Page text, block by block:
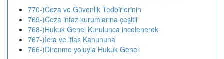
770-)Ceza ve Güvenlik Tedbirlerinin
769-)Ceza infaz kurumlarına çeşitli
768-)Hukuk Genel Kurulunca incelenerek
767-)İcra ve iflas Kanununa
766-)Direnme yoluyla Hukuk Genel